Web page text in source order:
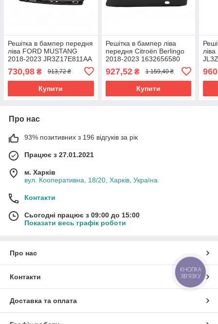
Решітка в бампер передня
ліва FORD MUSTANG
2018-2023 JR3Z17E811AA
730,98 ₴ 913,72 ₴
Купити
Решітка в бампер ліва
передня Citroën Berlingo
2018-2023 1632656580
927,52₴ 1 159,40 ₴
Купити
Про нас
93% позитивних з 196 відгуків за рік
Працює з 27.01.2021
м. Харків
вул. Кооперативна, 18/20, Харків, Україна
Контакти
Сьогодні працює з 09:00 до 15:00
Показати весь графік роботи
Про нас
Контакти
Доставка та оплата
КНОПКА
ЗВ'ЯЗКУ